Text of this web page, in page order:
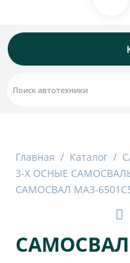
Главная / Каталог /
3-Х ОСНЫЕ
САМОСВАЛ МАЗ-
САМОСВАЛ